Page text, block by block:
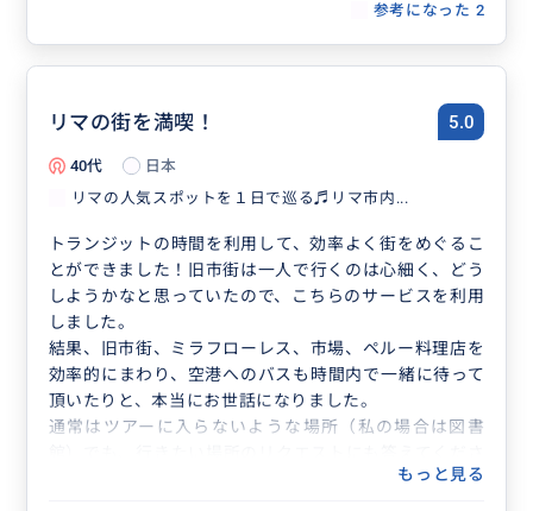
参考になった 2
リマの街を満喫！ 5.0
40代
日本
リマの人気スポットを１日で巡る♬リマ市内...
トランジットの時間を利用して、効率よく街をめぐるこ
とができました！旧市街は一人で行くのは心細く、どう
しようかなと思っていたので、こちらのサービスを利用
しました。
結果、旧市街、ミラフローレス、市場、ペルー料理店を
効率的にまわり、空港へのバスも時間内で一緒に待って
頂いたりと、本当にお世話になりました。
通常はツアーに入らないような場所（私の場合は図書
いましたし、ローカルのバスに乗ったり、オススメの食
もっと見る